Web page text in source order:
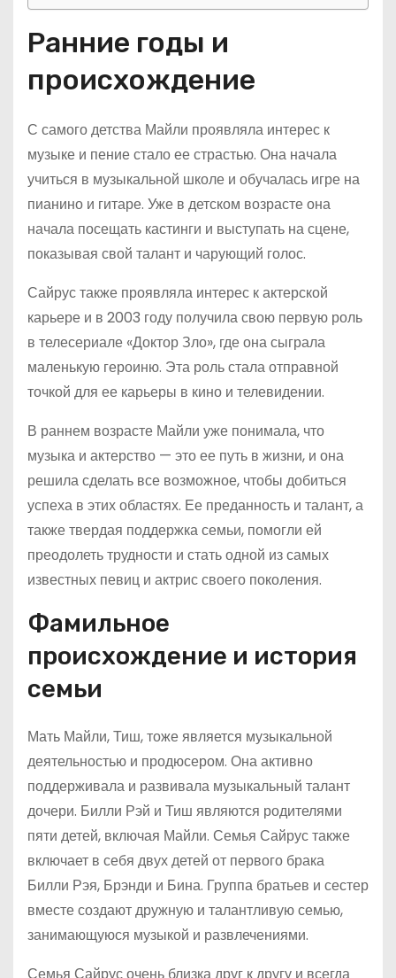
Ранние годы и
происхождение
С самого детства Майли проявляла интерес к
музыке и пение стало ее страстью. Она начала
учиться в музыкальной школе и обучалась игре на
пианино и гитаре. Уже в детском возрасте она
начала посещать кастинги и выступать на сцене,
показывая свой талант и чарующий голос.
Сайрус также проявляла интерес к актерской
карьере и в 2003 году получила свою первую роль
в телесериале «Доктор Зло», где она сыграла
маленькую героиню. Эта роль стала отправной
точкой для ее карьеры в кино и телевидении.
В раннем возрасте Майли уже понимала, что
музыка и актерство — это ее путь в жизни, и она
решила сделать все возможное, чтобы добиться
успеха в этих областях. Ее преданность и талант, а
также твердая поддержка семьи, помогли ей
преодолеть трудности и стать одной из самых
известных певиц и актрис своего поколения.
Фамильное
происхождение и история
семьи
Мать Майли, Тиш, тоже является музыкальной
деятельностью и продюсером. Она активно
поддерживала и развивала музыкальный талант
дочери. Билли Рэй и Тиш являются родителями
пяти детей, включая Майли. Семья Сайрус также
включает в себя двух детей от первого брака
Билли Рэя, Брэнди и Бина. Группа братьев и сестер
вместе создают дружную и талантливую семью,
занимающуюся музыкой и развлечениями.